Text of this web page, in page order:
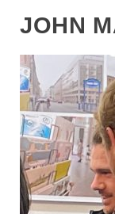
JOHN